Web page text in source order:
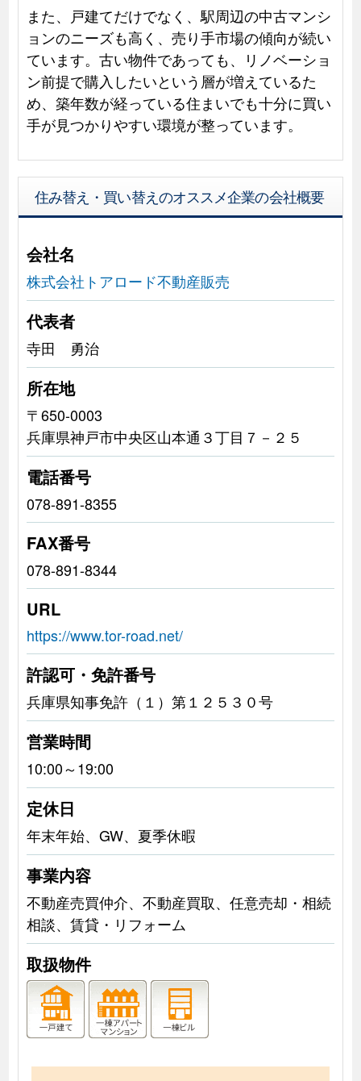
また、戸建てだけでなく、駅周辺の中古マンシ
ョンのニーズも高く、売り手市場の傾向が続い
ています。古い物件であっても、リノベーショ
ン前提で購入したいという層が増えているた
め、築年数が経っている住まいでも十分に買い
手が見つかりやすい環境が整っています。
住み替え・買い替えのオススメ企業の会社概要
会社名
株式会社トアロード不動産販売
代表者
寺田 勇治
所在地
〒650-0003
兵庫県神戸市中央区山本通３丁目７－２５
電話番号
078-891-8355
FAX番号
078-891-8344
URL
https://www.tor-road.net/
許認可・免許番号
兵庫県知事免許（１）第１２５３０号
営業時間
10:00～19:00
定休日
年末年始、GW、夏季休暇
事業内容
不動産売買仲介、不動産買取、任意売却・相続
相談、賃貸・リフォーム
取扱物件